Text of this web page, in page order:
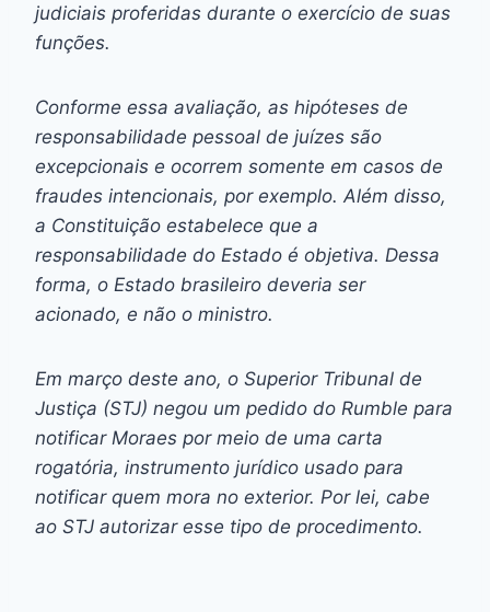
judiciais proferidas durante o exercício de suas
funções.
Conforme essa avaliação, as hipóteses de
responsabilidade pessoal de juízes são
excepcionais e ocorrem somente em casos de
fraudes intencionais, por exemplo. Além disso,
a Constituição estabelece que a
responsabilidade do Estado é objetiva. Dessa
forma, o Estado brasileiro deveria ser
acionado, e não o ministro.
Em março deste ano, o Superior Tribunal de
Justiça (STJ) negou um pedido do Rumble para
notificar Moraes por meio de uma carta
rogatória, instrumento jurídico usado para
notificar quem mora no exterior. Por lei, cabe
ao STJ autorizar esse tipo de procedimento.